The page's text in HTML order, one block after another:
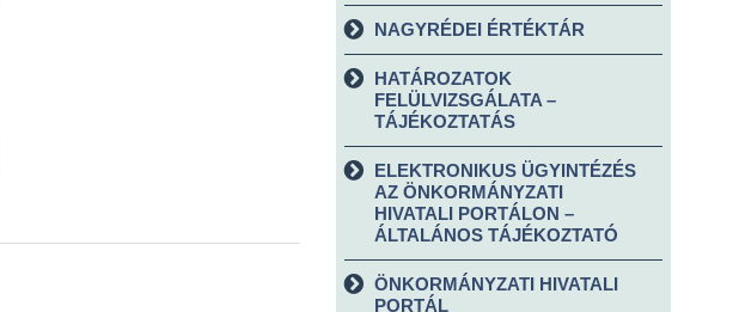
NAGYRÉDEI ÉRTÉKTÁR
HATÁROZATOK
FELÜLVIZSGÁLATA –
TÁJÉKOZTATÁS
ELEKTRONIKUS ÜGYINTÉZÉS
AZ ÖNKORMÁNYZATI
HIVATALI PORTÁLON –
ÁLTALÁNOS TÁJÉKOZTATÓ
ÖNKORMÁNYZATI HIVATALI
PORTÁL